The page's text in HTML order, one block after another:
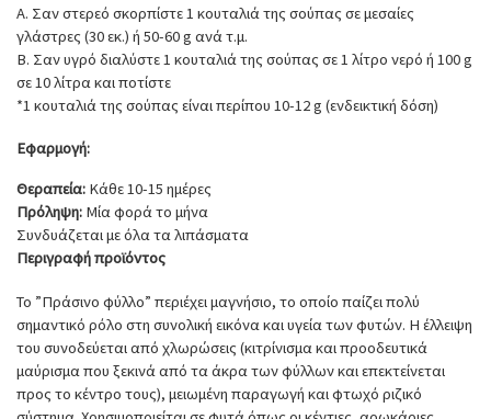
Α. Σαν στερεό σκορπίστε 1 κουταλιά της σούπας σε μεσαίες
γλάστρες (30 εκ.) ή 50-60 g ανά τ.μ.
Β. Σαν υγρό διαλύστε 1 κουταλιά της σούπας σε 1 λίτρο νερό ή 100 g
σε 10 λίτρα και ποτίστε
*1 κουταλιά της σούπας είναι περίπου 10-12 g (ενδεικτική δόση)
Εφαρμογή:
Θεραπεία: Κάθε 10-15 ημέρες
Πρόληψη: Μία φορά το μήνα
Συνδυάζεται με όλα τα λιπάσματα
Περιγραφή προϊόντος
To ”Πράσινο φύλλο” περιέχει μαγνήσιο, το οποίο παίζει πολύ
σημαντικό ρόλο στη συνολική εικόνα και υγεία των φυτών. Η έλλειψη
του συνοδεύεται από χλωρώσεις (κιτρίνισμα και προοδευτικά
μαύρισμα που ξεκινά από τα άκρα των φύλλων και επεκτείνεται
προς το κέντρο τους), μειωμένη παραγωγή και φτωχό ριζικό